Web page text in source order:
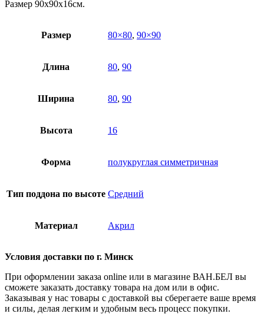
Размер 90х90х16см.
Размер 80×80, 90×90
Длина 80, 90
Ширина 80, 90
Высота 16
Форма полукруглая симметричная
Тип поддона по высоте Средний
Материал Акрил
Условия доставки по г. Минск
При оформлении заказа online или в магазине ВАН.БЕЛ вы
сможете заказать доставку товара на дом или в офис.
Заказывая у нас товары с доставкой вы сберегаете ваше время
и силы, делая легким и удобным весь процесс покупки.